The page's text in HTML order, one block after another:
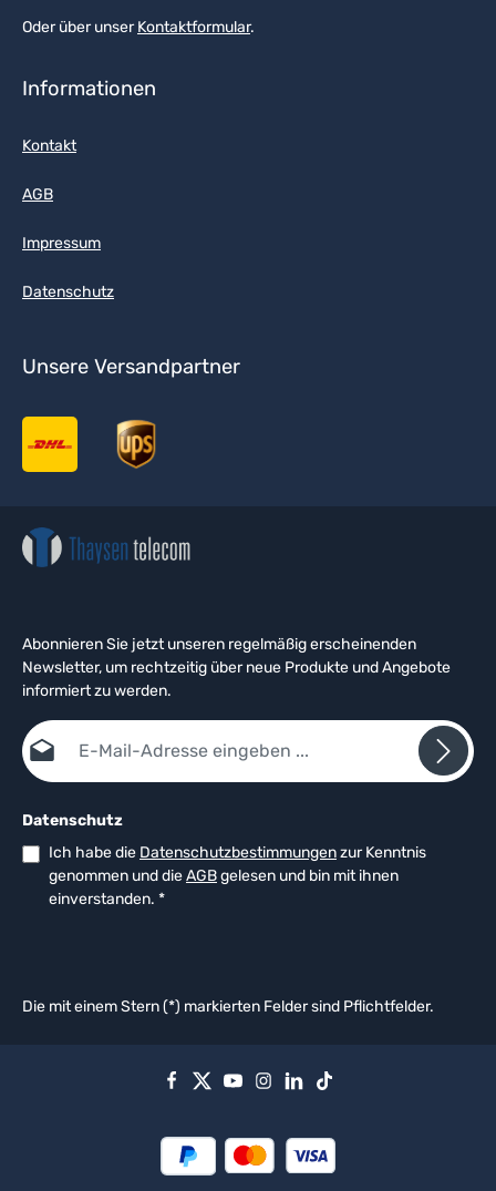
Oder über unserKontaktformular.
Informationen
Kontakt
AGB
Impressum
Datenschutz
Unsere Versandpartner
Abonnieren Sie jetzt unseren regelmäßig erscheinenden
Newsletter, um rechtzeitig über neue Produkte und Angebote
informiert zu werden.
E-Mail-Adresse*
Datenschutz
Ich habe die Datenschutzbestimmungenzur Kenntnis
genommen und dieAGBgelesen und bin mit ihnen
einverstanden. *
Die mit einem Stern (*) markierten Felder sind Pflichtfelder.